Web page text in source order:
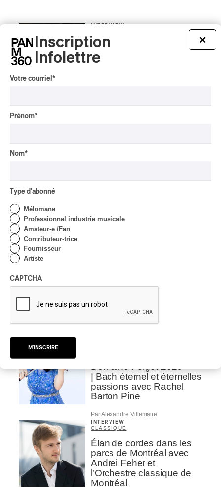
INTERVIEW
MUSIQUES DU MONDE
Orientalys 2026 | Alex
Iskandar : porteur de
HIP HOP/
maori, procurer du
Concerts aux Îles du Bic
musique comme lieu de
rencontre
Domaine Forget 2026
| Bach éternel et éternelles
passions avec Rachel
Barton Pine
Par Alexandre Villemaire
INTERVIEW
CLASSIQUE
Élan de cordes dans les
parcs de Montréal avec
Andrei Feher et
l’Orchestre classique de
Montréal
×
Inscription
Infolettre
Votre courriel *
Prénom*
Nom*
Type d'abonné
Mélomane
Professionnel industrie musicale
Amateur-e /Fan
Contributeur-trice
Fournisseur
Artiste
CAPTCHA
M'INSCRIRE